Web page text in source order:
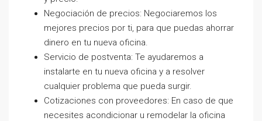
Negociación de precios: Negociaremos los
mejores precios por ti, para que puedas ahorrar
dinero en tu nueva oficina.
Servicio de postventa: Te ayudaremos a
instalarte en tu nueva oficina y a resolver
cualquier problema que pueda surgir.
Cotizaciones con proveedores: En caso de que
necesites acondicionar u remodelar la oficina